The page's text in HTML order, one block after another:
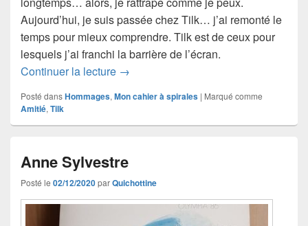
Aujourd’hui, je suis passée chez Tilk… j’ai remonté le
temps pour mieux comprendre. Tilk est de ceux pour
lesquels j’ai franchi la barrière de l’écran.
Continuer la lecture Pour toi, Fernando, Tilk
→
Posté dansHommages, Mon cahier à spirales | Marqué comme
Amitié, Tilk
Anne Sylvestre
Posté le 02/12/2020parQuichottine